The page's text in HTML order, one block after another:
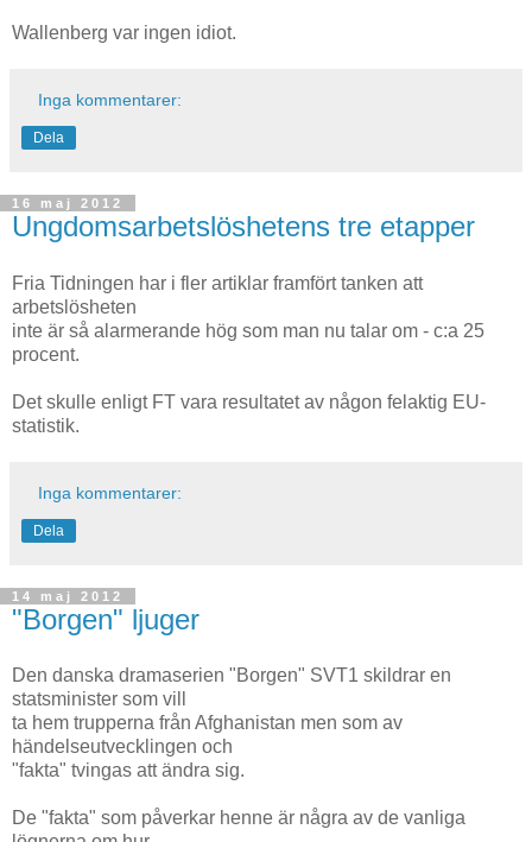
Wallenberg var ingen idiot.
Inga kommentarer:
Dela
16 maj 2012
Ungdomsarbetslöshetens tre etapper
Fria Tidningen har i fler artiklar framfört tanken att
arbetslösheten
inte är så alarmerande hög som man nu talar om - c:a 25
procent.
Det skulle enligt FT vara resultatet av någon felaktig EU-
statistik.
Inga kommentarer:
Dela
14 maj 2012
"Borgen" ljuger
Den danska dramaserien "Borgen" SVT1 skildrar en
statsminister som vill
ta hem trupperna från Afghanistan men som av
händelseutvecklingen och
"fakta" tvingas att ändra sig.
De "fakta" som påverkar henne är några av de vanliga